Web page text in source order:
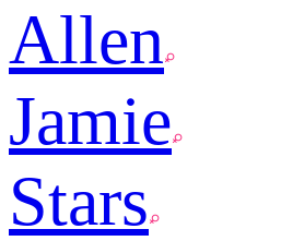
Allen
Jamie
Stars